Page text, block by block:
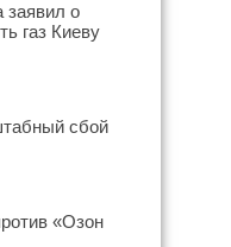
о
газ Киеву
сбой
«Озон